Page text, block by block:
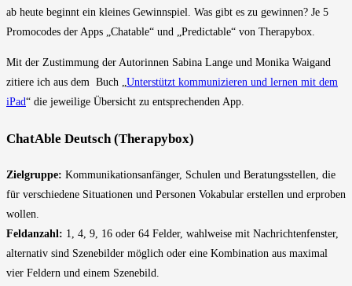
ab heute beginnt ein kleines Gewinnspiel. Was gibt es zu gewinnen? Je 5
Promocodes der Apps „Chatable“ und „Predictable“ von Therapybox.
Mit der Zustimmung der Autorinnen Sabina Lange und Monika Waigand
zitiere ich aus dem Buch „Unterstützt kommunizieren und lernen mit dem
iPad“ die jeweilige Übersicht zu entsprechenden App.
ChatAble Deutsch (Therapybox)
Zielgruppe: Kommunikationsanfänger, Schulen und Beratungsstellen, die
für verschiedene Situationen und Personen Vokabular erstellen und erproben
wollen.
Feldanzahl: 1, 4, 9, 16 oder 64 Felder, wahlweise mit Nachrichtenfenster,
alternativ sind Szenebilder möglich oder eine Kombination aus maximal
vier Feldern und einem Szenebild.